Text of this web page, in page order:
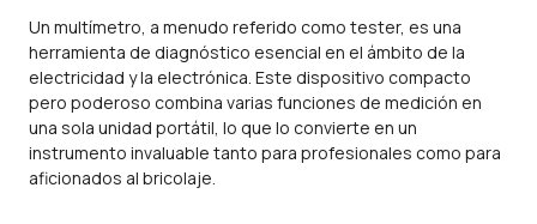
Un multímetro, a menudo referido como tester, es una
herramienta de diagnóstico esencial en el ámbito de la
electricidad y la electrónica. Este dispositivo compacto
pero poderoso combina varias funciones de medición en
una sola unidad portátil, lo que lo convierte en un
instrumento invaluable tanto para profesionales como para
aficionados al bricolaje.